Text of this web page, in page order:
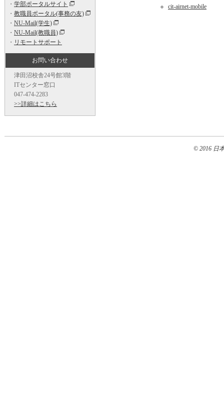
cit-airnet-mobile
・ 学部ポータルサイト
・ 教職員ポータル(事務の友)
・ NU-Mail(学生)
・ NU-Mail(教職員)
・ リモートサポート
お問い合わせ
津田沼校舎24号館3階
ITセンター窓口
047-474-2283
>>詳細はこちら
© 2016 日